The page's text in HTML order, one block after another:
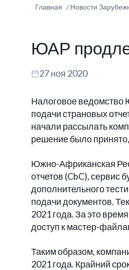
Главная Новости
ЮАР
27 ноя 2020
Налоговое ведомство
подачи страновых
начали рассылать
решение было
Южно-Африканская
отчетов (CbC), сервис
дополнительного
подачи документов.
2021 года. За это
доступ к мастер-
Таким образом,
2021 года. Крайний